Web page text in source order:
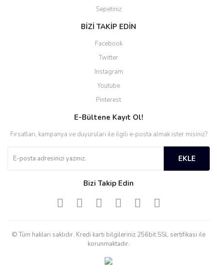
Sepetiniz
BİZİ TAKİP EDİN
Facebook
Twitter
Instagram
Youtube
Pinterest
E-Bültene Kayıt Ol!
Fırsatları, kampanya ve duyuruları ile ilgili e-posta almak ister misiniz?
EKLE
Bizi Takip Edin
© Tüm hakları saklıdır. Kredi kartı bilgileriniz 256bit SSL sertifikası ile
korunmaktadır.